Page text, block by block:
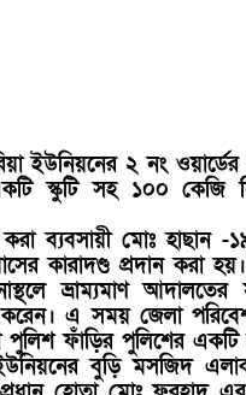
ইউনিয়নের ২ নং ওয়ার্ডের
স্কুটি সহ ১০০ কেজি
ব্যবসায়ী মোঃ হাছান
কারাদণ্ড প্রদান করা
ভ্রাম্যমাণ
এ সময় জেলা পরিবেশ
ফাঁড়ির পুলিশের একটি
বুড়ি মসজিদ